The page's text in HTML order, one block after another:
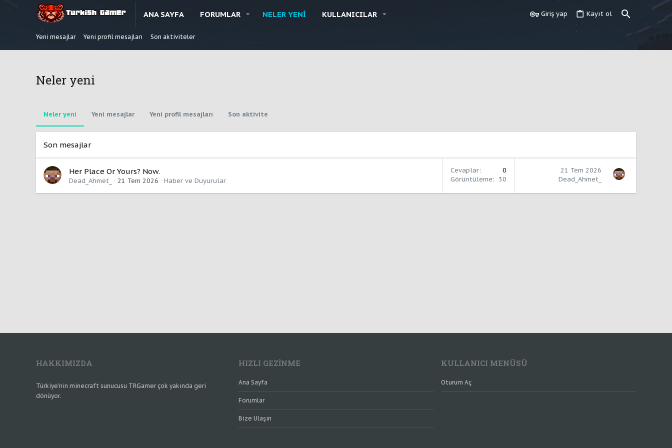
ANA SAYFA FORUMLAR NELER YENI KULLANICILAR Giriş yap Kayıt ol
Yeni mesajlar Yeni profil mesajları Son aktiviteler
Neler yeni
Neler yeni Yeni mesajlar Yeni profil mesajları Son aktivite
Son mesajlar
Her Place Or Yours? Now.
Dead_Ahmet_ 21 Tem 2026 Haber ve Duyurular
Cevaplar
0
Görüntüleme
30
21 Tem 2026
Dead_Ahmet_
HAKKIMIZDA
Türkiye'nin minecraft sunucusu TRGamer çok yakında geri
dönüyor.
HIZLI GEZINME
Ana Sayfa
Forumlar
Bize Ulaşın
KULLANICI MENÜSÜ
Oturum Aç